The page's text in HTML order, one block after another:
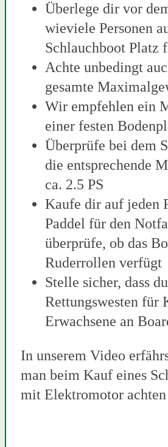
Überlege dir vor
wieviele Personen
Schlauchboot Platz
Achte unbedingt
gesamte
Wir empfehlen ein
einer festen
Überprüfe bei dem
die entsprechende
ca. 2.5 PS
Kaufe dir auf jeden
Paddel für den
überprüfe, ob das
Ruderrollen verfügt
Stelle sicher, dass
Rettungswesten für
Erwachsene an
In unserem Video
man beim Kauf eines
mit Elektromotor